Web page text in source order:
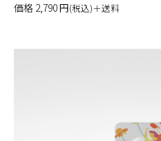
価格 2,790円(税込)＋送料